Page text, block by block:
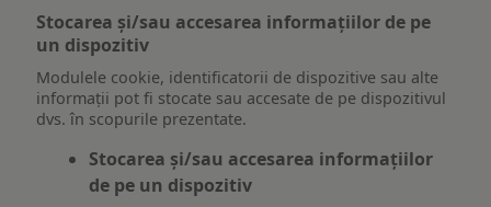
Stocarea și/sau accesarea informațiilor de pe
un dispozitiv
Modulele cookie, identificatorii de dispozitive sau alte
informații pot fi stocate sau accesate de pe dispozitivul
dvs. în scopurile prezentate.
Stocarea și/sau accesarea informațiilor
de pe un dispozitiv